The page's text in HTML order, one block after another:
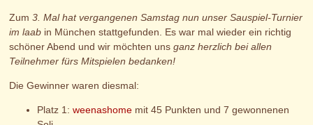
Zum3. Mal hat vergangenen Samstag nun unser Sauspiel-Turnier
im laab in München stattgefunden. Es war mal wieder ein richtig
schöner Abend und wir möchten unsganz herzlich bei allen
Teilnehmer fürs Mitspielen bedanken!
Die Gewinner waren diesmal:
Platz 1:weenashome mit 45 Punkten und 7 gewonnenen